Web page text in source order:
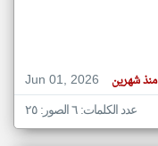
Jun 01, 2026
منذ شهرين
عدد الكلمات: ٦ الصور: ٢٥